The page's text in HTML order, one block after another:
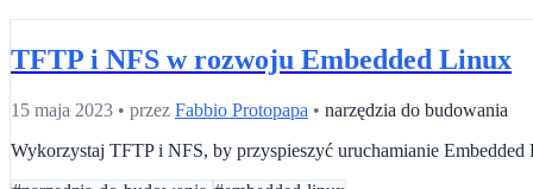
TFTP i NFS w rozwoju Embedded Linux
15 maja 2023 • przez Fabbio Protopapa • narzędzia do budowania
Wykorzystaj TFTP i NFS, by przyspieszyć uruchamianie Embedded